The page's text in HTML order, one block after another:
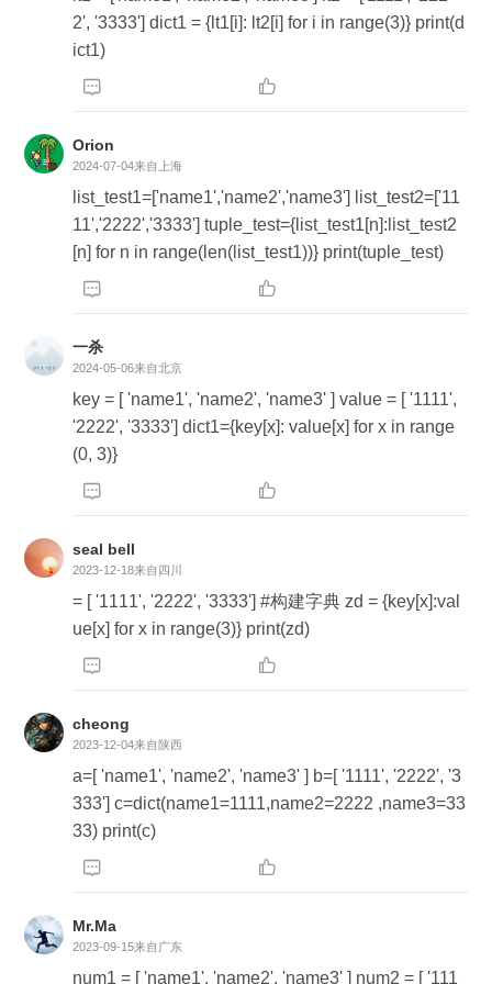
2', '3333'] dict1 = {lt1[i]: lt2[i] for i in range(3)} print(d
ict1)
 
Orion
2024-07-04来自上海
list_test1=['name1','name2','name3'] list_test2=['11
11','2222','3333'] tuple_test={list_test1[n]:list_test2
[n] for n in range(len(list_test1))} print(tuple_test)
 
一杀
2024-05-06来自北京
key = [ 'name1', 'name2', 'name3' ] value = [ '1111',
'2222', '3333'] dict1={key[x]: value[x] for x in range
(0, 3)}
 
seal bell
2023-12-18来自四川
= [ '1111', '2222', '3333'] #构建字典 zd = {key[x]:val
ue[x] for x in range(3)} print(zd)
 
cheong
2023-12-04来自陕西
a=[ 'name1', 'name2', 'name3' ] b=[ '1111', '2222', '3
333'] c=dict(name1=1111,name2=2222 ,name3=33
33) print(c)
 
Mr.Ma
2023-09-15来自广东
num1 = [ 'name1', 'name2', 'name3' ] num2 = [ '111